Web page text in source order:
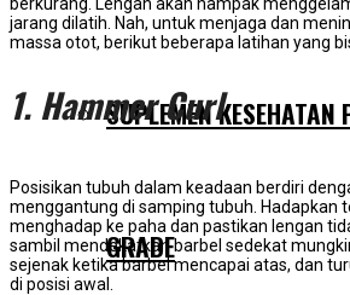
SUPLEMEN
GRADE
jarang dilatih. Nah, untuk menjaga dan
massa otot, berikut beberapa latihan yang
1. Hammer Curl
Posisikan tubuh dalam keadaan berdiri
menggantung di samping tubuh. Hadapkan
menghadap ke paha dan pastikan lengan
sambil mendekatkan barbel sedekat
sejenak ketika barbel mencapai atas, dan
di posisi awal.